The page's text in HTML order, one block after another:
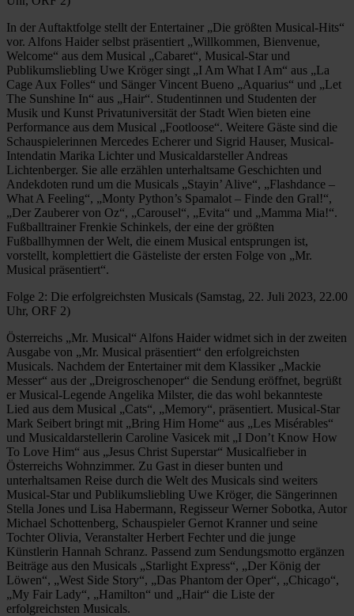
In der Auftaktfolge stellt der Entertainer „Die größten Musical-Hits“
vor. Alfons Haider selbst präsentiert „Willkommen, Bienvenue,
Welcome“ aus dem Musical „Cabaret“, Musical-Star und
Publikumsliebling Uwe Kröger singt „I Am What I Am“ aus „La
Cage Aux Folles“ und Sänger Vincent Bueno „Aquarius“ und „Let
The Sunshine In“ aus „Hair“. Studentinnen und Studenten der
Musik und Kunst Privatuniversität der Stadt Wien bieten eine
Performance aus dem Musical „Footloose“. Weitere Gäste sind die
Schauspielerinnen Mercedes Echerer und Sigrid Hauser, Musical-
Intendatin Marika Lichter und Musicaldarsteller Andreas
Lichtenberger. Sie alle erzählen unterhaltsame Geschichten und
Andekdoten rund um die Musicals „Stayin’ Alive“, „Flashdance –
What A Feeling“, „Monty Python’s Spamalot – Finde den Gral!“,
„Der Zauberer von Oz“, „Carousel“, „Evita“ und „Mamma Mia!“.
Fußballtrainer Frenkie Schinkels, der eine der größten
Fußballhymnen der Welt, die einem Musical entsprungen ist,
vorstellt, komplettiert die Gästeliste der ersten Folge von „Mr.
Musical präsentiert“.
Folge 2: Die erfolgreichsten Musicals (Samstag, 22. Juli 2023, 22.00
Uhr, ORF 2)
Österreichs „Mr. Musical“ Alfons Haider widmet sich in der zweiten
Ausgabe von „Mr. Musical präsentiert“ den erfolgreichsten
Musicals. Nachdem der Entertainer mit dem Klassiker „Mackie
Messer“ aus der „Dreigroschenoper“ die Sendung eröffnet, begrüßt
er Musical-Legende Angelika Milster, die das wohl bekannteste
Lied aus dem Musical „Cats“, „Memory“, präsentiert. Musical-Star
Mark Seibert bringt mit „Bring Him Home“ aus „Les Misérables“
und Musicaldarstellerin Caroline Vasicek mit „I Don’t Know How
To Love Him“ aus „Jesus Christ Superstar“ Musicalfieber in
Österreichs Wohnzimmer. Zu Gast in dieser bunten und
unterhaltsamen Reise durch die Welt des Musicals sind weiters
Musical-Star und Publikumsliebling Uwe Kröger, die Sängerinnen
Stella Jones und Lisa Habermann, Regisseur Werner Sobotka, Autor
Michael Schottenberg, Schauspieler Gernot Kranner und seine
Tochter Olivia, Veranstalter Herbert Fechter und die junge
Künstlerin Hannah Schranz. Passend zum Sendungsmotto ergänzen
Beiträge aus den Musicals „Starlight Express“, „Der König der
Löwen“, „West Side Story“, „Das Phantom der Oper“, „Chicago“,
„My Fair Lady“, „Hamilton“ und „Hair“ die Liste der
erfolgreichsten Musicals.